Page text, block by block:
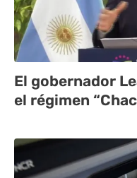
El gobernador
el régimen